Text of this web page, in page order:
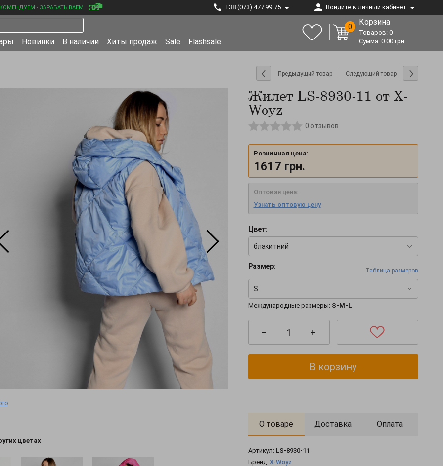
- ЗАРАБАТЫВАЕМ +38 (073) 477 99 75 Войдите в личный кабинет
Новинки В наличии Хиты продаж Sale Flashsale
0 Корзина
Товаров: 0
Сумма: 0.00 грн.
Предыдущий товар Следующий товар
Жилет LS-8930-11 от X-
Woyz
0 отзывов
Розничная цена:
1617 грн.
Оптовая цена:
Узнать оптовую цену
Цвет:
блакитний
Размер:
Таблица размеров
S
Международные размеры: S-M-L
– +
В корзину
О товаре Доставка Оплата
Артикул: LS-8930-11
Бренд: X-Woyz
цветах